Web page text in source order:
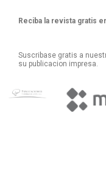
Reciba la revista gratis
Suscribase gratis a
su publicacion impresa.